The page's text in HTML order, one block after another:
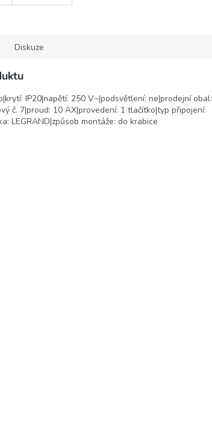
Diskuze
IP20|napětí: 250 V~|podsvětlení: ne|prodejní
č. 7|proud: 10 AX|provedení: 1 tlačítko|typ připojení:
LEGRAND|způsob montáže: do krabice